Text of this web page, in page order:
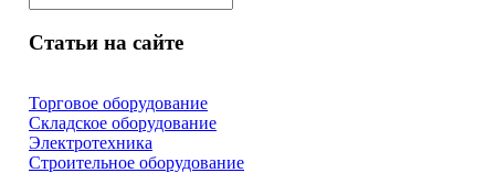
Статьи на сайте
Торговое оборудование
Складское оборудование
Электротехника
Строительное оборудование